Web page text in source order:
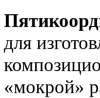
для
«мокрой»